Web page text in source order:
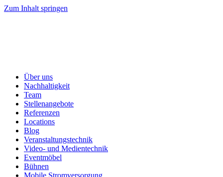
Zum Inhalt springen
Über uns
Nachhaltigkeit
Team
Stellenangebote
Referenzen
Locations
Blog
Veranstaltungstechnik
Video- und Medientechnik
Eventmöbel
Bühnen
Mobile Stromversorgung